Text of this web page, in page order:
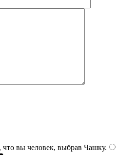
вы человек, выбрав Чашку.